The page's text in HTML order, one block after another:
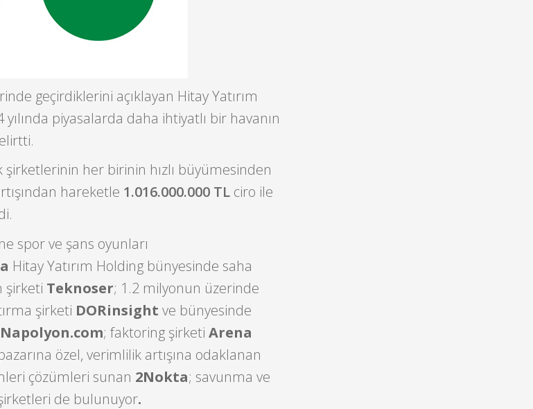
geçirdiklerini açıklayan Hitay Yatırım
piyasalarda daha ihtiyatlı bir havanın
şirketlerinin her birinin hızlı büyümesinden
hareketle 1.016.000.000 TLciro ile
spor ve şans oyunları
Hitay Yatırım Holding bünyesinde saha
şirketi Teknoser; 1.2 milyonun üzerinde
şirketi DORinsight ve bünyesinde
Napolyon.com; faktoring şirketi Arena
özel, verimlilik artışına odaklanan
çözümleri sunan 2Nokta; savunma ve
de bulunuyor.